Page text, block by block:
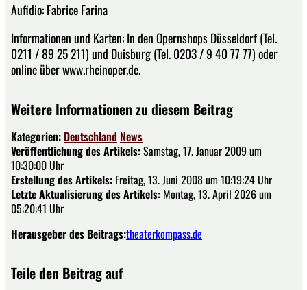
Aufidio: Fabrice Farina
Informationen und Karten: In den Opernshops Düsseldorf (Tel.
0211 / 89 25 211) und Duisburg (Tel. 0203 / 9 40 77 77) oder
online über www.rheinoper.de.
Weitere Informationen zu diesem Beitrag
Kategorien: Deutschland News
Veröffentlichung des Artikels:Samstag, 17. Januar 2009 um
10:30:00 Uhr
Erstellung des Artikels: Freitag, 13. Juni 2008 um 10:19:24 Uhr
Letzte Aktualisierung des Artikels: Montag, 13. April 2026 um
05:20:41 Uhr
Herausgeber des Beitrags:theaterkompass.de
Teile den Beitrag auf